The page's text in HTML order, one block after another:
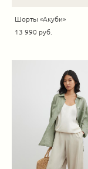
Шорты «Акуби»
13 990 pуб.